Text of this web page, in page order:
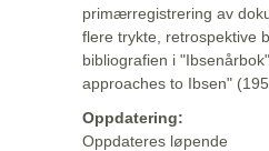
primærregistrering av
flere trykte, retrospektive
bibliografien i
approaches to Ibsen"
Oppdatering:
Oppdateres løpende